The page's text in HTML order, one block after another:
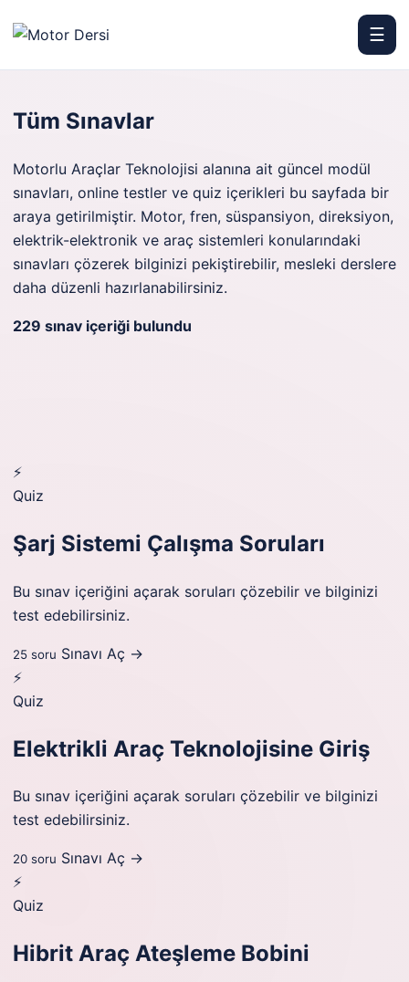
Motor Dersi
☰
Tüm Sınavlar
Motorlu Araçlar Teknolojisi alanına ait güncel modül
sınavları, online testler ve quiz içerikleri bu sayfada bir
araya getirilmiştir. Motor, fren, süspansiyon, direksiyon,
elektrik-elektronik ve araç sistemleri konularındaki
sınavları çözerek bilginizi pekiştirebilir, mesleki derslere
daha düzenli hazırlanabilirsiniz.
229 sınav içeriği bulundu
⚡
Quiz
Şarj Sistemi Çalışma Soruları
Bu sınav içeriğini açarak soruları çözebilir ve bilginizi
test edebilirsiniz.
25 soru Sınavı Aç →
⚡
Quiz
Elektrikli Araç Teknolojisine Giriş
Bu sınav içeriğini açarak soruları çözebilir ve bilginizi
test edebilirsiniz.
20 soru Sınavı Aç →
⚡
Quiz
Hibrit Araç Ateşleme Bobini